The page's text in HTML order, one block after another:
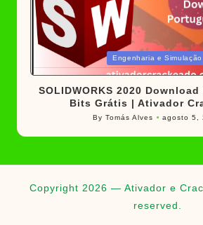
Posted
Engenharia e Simulação
SOLIDWORKS 2020
Bits Grátis | Ativador
Posted
by
ByTomás Alves agosto 5,
Copyright 2026 — Ativador e
reserved.